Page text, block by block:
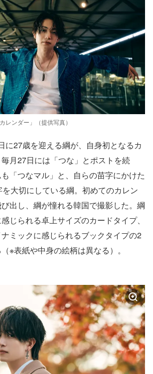
レンダー」（提供写真）
に27歳を迎える綱が、自身初となるカ
月27日には「つな」とポストを続
「つなマル」と、自らの苗字にかけた
を大切にしている綱。初めてのカレン
出し、綱が憧れる韓国で撮影した。綱
じられる卓上サイズのカードタイプ、
ミックに感じられるブックタイプの2
※表紙や中身の絵柄は異なる）。